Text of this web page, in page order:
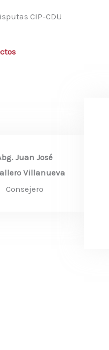
CIP-CDU
Juan José
Villanueva
Consejero​